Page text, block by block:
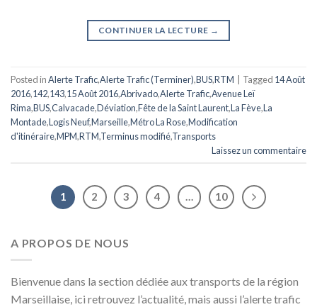
CONTINUER LA LECTURE →
Posted inAlerte Trafic,Alerte Trafic (Terminer),BUS,RTM | Tagged 14 Août
2016,142,143,15 Août 2016,Abrivado,Alerte Trafic,Avenue Leï
Rima,BUS,Calvacade,Déviation,Fête de la Saint Laurent,La Fève,La
Montade,Logis Neuf,Marseille,Métro La Rose,Modification
d'itinéraire,MPM,RTM,Terminus modifié,Transports
Laissez un commentaire
1 2 3 4 … 10
A PROPOS DE NOUS
Bienvenue dans la section dédiée aux transports de la région
Marseillaise, ici retrouvez l’actualité, mais aussi l’alerte trafic